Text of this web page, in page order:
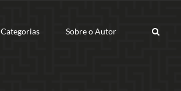
Categorias Sobre o Autor